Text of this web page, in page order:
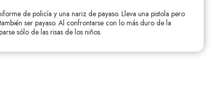
de policía y una nariz de payaso. Lleva una pistola pero
ser payaso. Al confrontarse con lo más duro de la
sólo de las risas de los niños.